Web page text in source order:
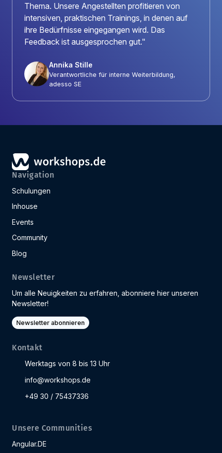
Thema. Unsere Angestellten profitieren von
intensiven, praktischen Trainings, in denen auf
ihre Bedürfnisse eingegangen wird. Das
Feedback ist ausgesprochen gut."
Annika Stille
Verantwortliche für interne Weiterbildung,
adesso SE
Navigation
Schulungen
Inhouse
Events
Community
Blog
Newsletter
Um alle Neuigkeiten zu erfahren, abonniere hier unseren
Newsletter!
Newsletter abonnieren
Kontakt
Werktags von 8 bis 13 Uhr
info@workshops.de
+49 30 / 75437336
Unsere Communities
Angular.DE